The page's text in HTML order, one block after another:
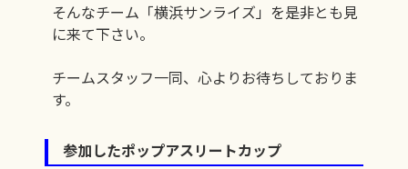
そんなチーム「横浜サンライズ」を是非とも見
に来て下さい。
チームスタッフ一同、心よりお待ちしておりま
す。
参加したポップアスリートカップ